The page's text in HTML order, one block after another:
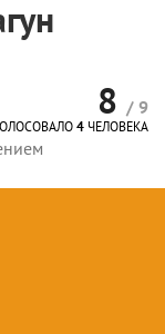
8 / 9
4 ЧЕЛОВЕКА